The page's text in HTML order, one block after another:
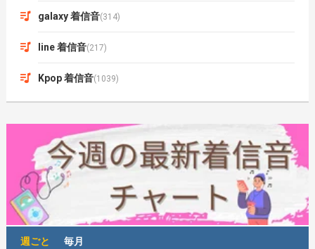
galaxy 着信音(314)
line 着信音(217)
Kpop 着信音(1039)
週ごと 毎月